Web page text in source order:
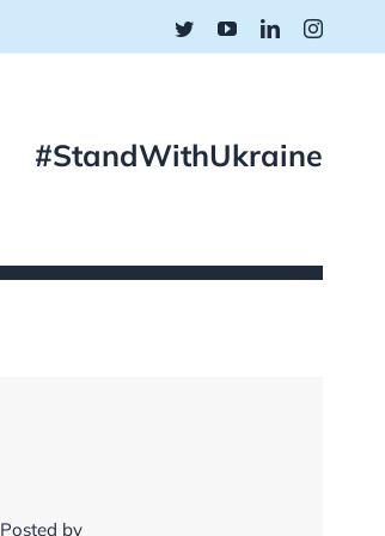
TwitterYouTubeLinkedIn
#StandWithUkraine
Posted by